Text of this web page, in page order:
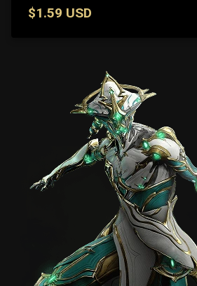
$1.59 USD